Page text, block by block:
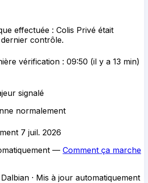
effectuée : Colis Privé était
contrôle.
vérification : 09:50 (il y a 13 min)
signalé
normalement
7 juil. 2026
— Comment ça marche
· Mis à jour automatiquement